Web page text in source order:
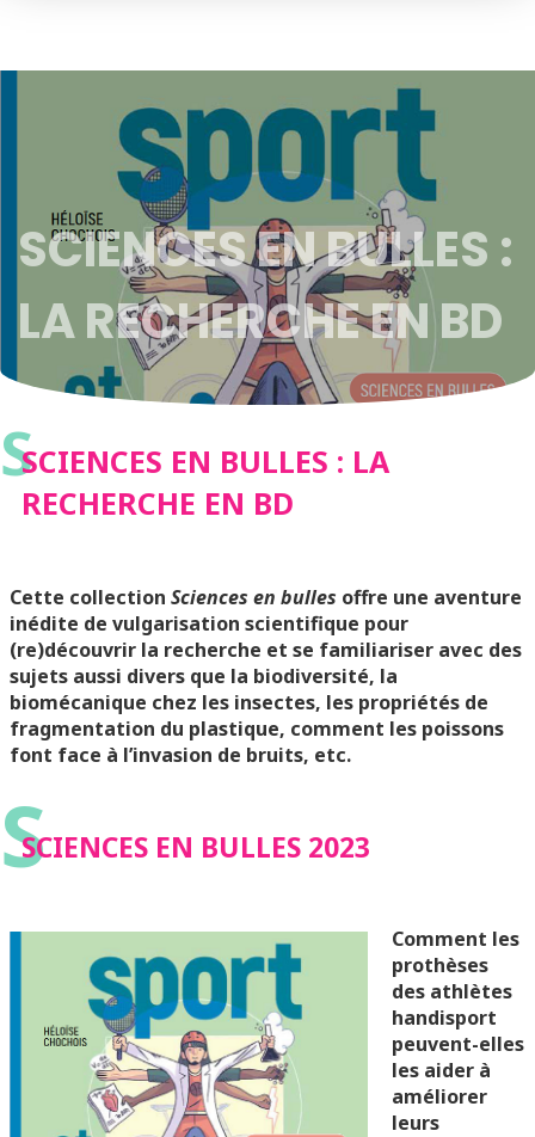
SCIENCES EN BULLES :
LA RECHERCHE EN BD
SSCIENCES EN BULLES : LA
RECHERCHE EN BD
Cette collection Sciences en bulles offre une aventure
inédite de vulgarisation scientifique pour
(re)découvrir la recherche et se familiariser avec des
sujets aussi divers que la biodiversité, la
biomécanique chez les insectes, les propriétés de
fragmentation du plastique, comment les poissons
font face à l’invasion de bruits, etc.
S
SCIENCES EN BULLES 2023
Comment les
prothèses
des athlètes
handisport
peuvent-elles
les aider à
améliorer
leurs